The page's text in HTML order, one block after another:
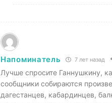
Напоминатель 7 лет назад
Лучше спросите Ганнушкину,
сообщники собираются
дагестанцев, кабардинцев,